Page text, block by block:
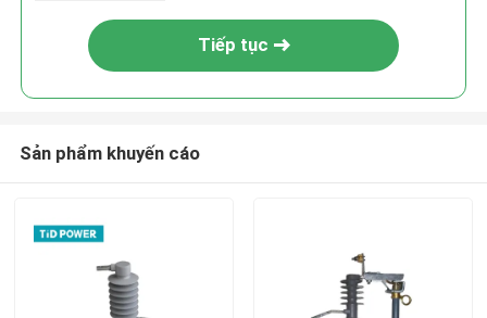
Tiếp tục
Sản phẩm khuyến cáo